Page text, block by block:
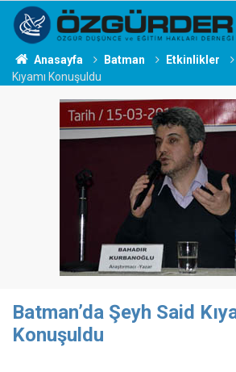
Anasayfa Batman Etkinlikler
Kıyamı Konuşuldu
Batman’da Şeyh Said
Konuşuldu